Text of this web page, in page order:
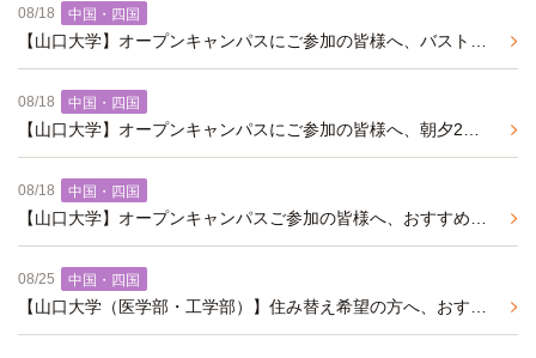
08/18 中国・四国
08/18 中国・四国
08/18 中国・四国
08/25 中国・四国